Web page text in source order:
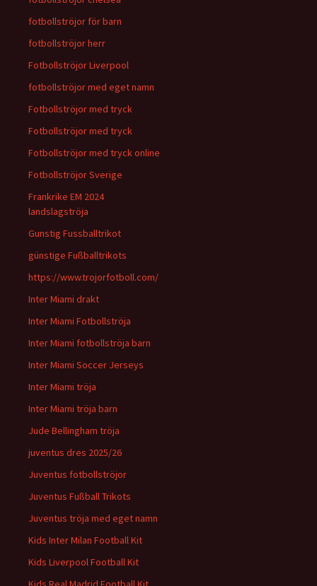
fotbollströjor för barn
fotbollströjor herr
Fotbollströjor Liverpool
fotbollströjor med eget namn
Fotbollströjor med tryck
Fotbollströjor med tryck
Fotbollströjor med tryck online
Fotbollströjor Sverige
Frankrike EM 2024
landslagströja
Gunstig Fussballtrikot
günstige Fußballtrikots
https://www.trojorfotboll.com/
Inter Miami drakt
Inter Miami Fotbollströja
Inter Miami fotbollströja barn
Inter Miami Soccer Jerseys
Inter Miami tröja
Inter Miami tröja barn
Jude Bellingham tröja
juventus dres 2025/26
Juventus fotbollströjor
Juventus Fußball Trikots
Juventus tröja med eget namn
Kids Inter Milan Football Kit
Kids Liverpool Football Kit